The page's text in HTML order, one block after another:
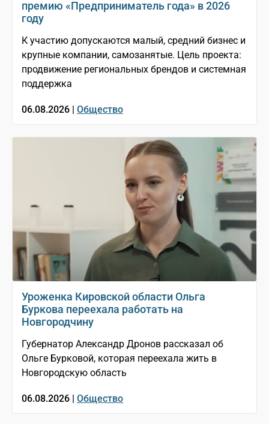
премию «Предприниматель года» в 2026
году
К участию допускаются малый, средний бизнес и
крупные компании, самозанятые. Цель проекта:
продвижение региональных брендов и системная
поддержка
06.08.2026 | Общество
Уроженка Кировской области Ольга
Буркова переехала работать на
Новгородчину
Губернатор Александр Дронов рассказал об
Ольге Бурковой, которая переехала жить в
Новгородскую область
06.08.2026 | Общество